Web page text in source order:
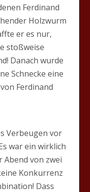
Ferdinand
Holzwurm
er es nur,
stoßweise
Danach wurde
Schnecke eine
Ferdinand
Verbeugen vor
war ein wirklich
von zwei
Konkurrenz
Dass